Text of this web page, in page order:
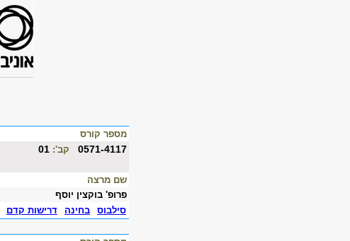
מספר קורס
0571-4117 קב':
שם מרצה
פרופ' בוקצין יוסף
סילבוס
בחינה דרישות קדם